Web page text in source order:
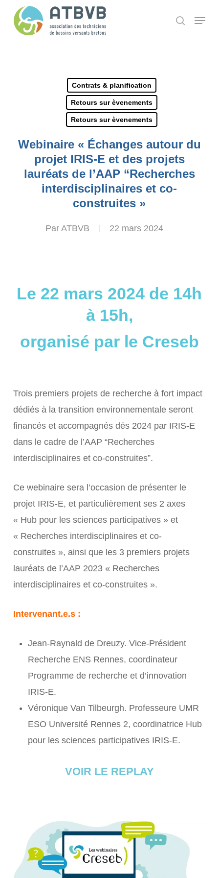
search
Menu
Contrats & planification
Retours sur èvenements
Retours sur èvenements
Webinaire « Échanges autour du
projet IRIS-E et des projets
lauréats de l’AAP “Recherches
interdisciplinaires et co-
construites »
Par ATBVB 22 mars 2024
Le 22 mars 2024 de 14h
à 15h,
organisé par le Creseb
Trois premiers projets de recherche à fort impact
dédiés à la transition environnementale seront
financés et accompagnés dés 2024 par IRIS-E
dans le cadre de l’AAP “Recherches
interdisciplinaires et co-construites”.
Ce webinaire sera l’occasion de présenter le
projet IRIS-E, et particulièrement ses 2 axes
« Hub pour les sciences participatives » et
« Recherches interdisciplinaires et co-
construites », ainsi que les 3 premiers projets
lauréats de l’AAP 2023 « Recherches
interdisciplinaires et co-construites ».
Intervenant.e.s :
Jean-Raynald de Dreuzy. Vice-Président
Recherche ENS Rennes, coordinateur
Programme de recherche et d’innovation
IRIS-E.
Véronique Van Tilbeurgh. Professeure UMR
ESO Université Rennes 2, coordinatrice Hub
pour les sciences participatives IRIS-E.
VOIR LE REPLAY
Panneau de gestion des cookies